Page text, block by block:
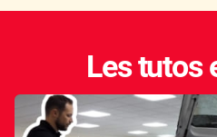
Jaguar
Jeep
Les tutos